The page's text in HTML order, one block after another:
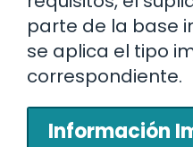
parte de la base
se aplica el tipo
correspondiente.
Información